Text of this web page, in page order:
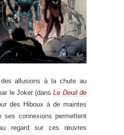
allusions à la chute au
le Joker (dansLe Deuil de
des Hiboux à de maintes
ses connexions permettent
regard sur ces œuvres